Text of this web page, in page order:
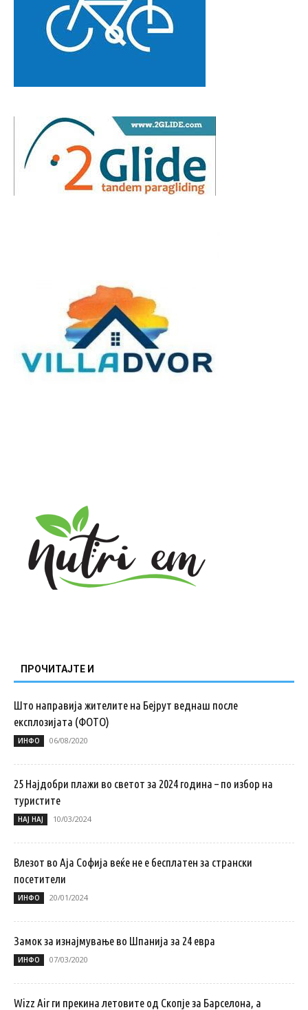
ПРОЧИТАЈТЕ И
Што направија жителите на Бејрут веднаш после
експлозијата (ФОТО)
ИНФО 06/08/2020
25 Најдобри плажи во светот за 2024 година – по избор на
туристите
НАЈ НАЈ 10/03/2024
Влезот во Аја Софија веќе не е бесплатен за странски
посетители
ИНФО 20/01/2024
Замок за изнајмување во Шпанија за 24 евра
ИНФО 07/03/2020
Wizz Air ги прекина летовите од Скопје за Барселона, а